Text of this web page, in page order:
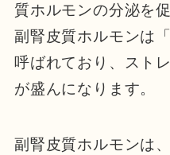
質ホルモンの分泌を
副腎皮質ホルモンは「
呼ばれており、スト
が盛んになります。
副腎皮質ホルモンは